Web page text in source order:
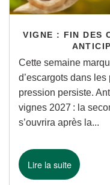
VIGNE : FIN DES
Cette semaine
d’escargots dans
pression persiste.
vignes 2027 : la
s’ouvrira après la...
Lire la suite